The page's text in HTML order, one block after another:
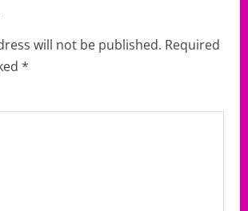
will not be published. Required
*